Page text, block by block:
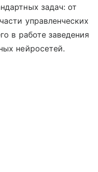
задач: от
управленческих
в работе заведения
нейросетей.